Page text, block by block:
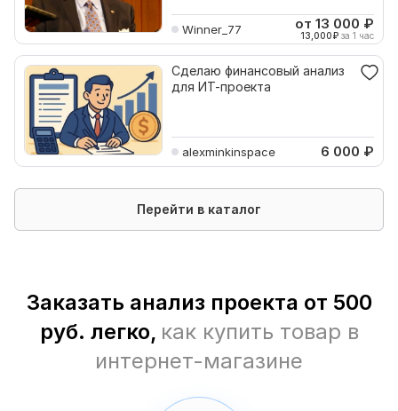
Winner_77 от 13 000 ₽
13,000₽ за 1 час
Сделаю финансовый анализ
для ИТ-проекта
alexminkinspace 6 000 ₽
Перейти в каталог
Заказать анализ проекта от 500
руб. легко, как купить товар в
интернет-магазине